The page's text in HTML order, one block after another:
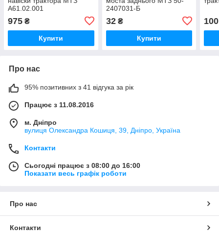
А61.02.001
975 ₴
Купити
2407031-Б
32₴
Купити
100
Про нас
95% позитивних з 41 відгука за рік
Працює з 11.08.2016
м. Дніпро
вулиця Олександра Кошиця, 39, Дніпро, Україна
Контакти
Сьогодні працює з 08:00 до 16:00
Показати весь графік роботи
Про нас
Контакти